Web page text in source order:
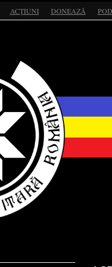
ACȚIUNI DONEAZĂ